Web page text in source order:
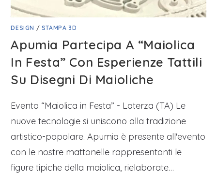
DESIGN / STAMPA 3D
Apumia Partecipa A “Maiolica
In Festa” Con Esperienze Tattili
Su Disegni Di Maioliche
Evento “Maiolica in Festa” - Laterza (TA) Le
nuove tecnologie si uniscono alla tradizione
artistico-popolare. Apumia è presente all'evento
con le nostre mattonelle rappresentanti le
figure tipiche della maiolica, rielaborate…